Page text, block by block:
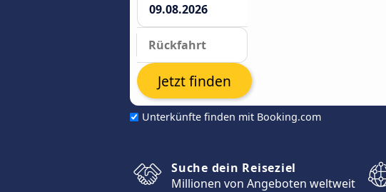
Unterkünfte finden mit Booking.com
Jetzt finden
Suche dein Reiseziel
Millionen von Angeboten weltweit